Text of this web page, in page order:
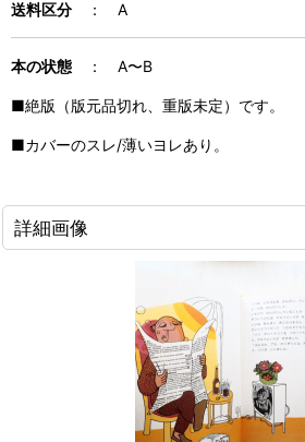
送料区分 ： A
本の状態 ： A〜B
■絶版（版元品切れ、重版未定）です。
■カバーのスレ/薄いヨレあり。
詳細画像